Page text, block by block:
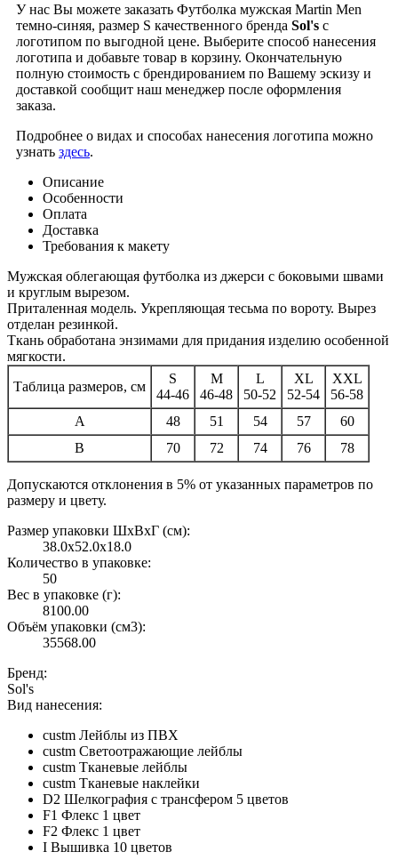
У нас Вы можете заказать Футболка мужская Martin Men
темно-синяя, размер S качественного бренда Sol's с
логотипом по выгодной цене. Выберите способ нанесения
логотипа и добавьте товар в корзину. Окончательную
полную стоимость с брендированием по Вашему эскизу и
доставкой сообщит наш менеджер после оформления
заказа.
Подробнее о видах и способах нанесения логотипа можно
узнать здесь.
Описание
Особенности
Оплата
Доставка
Требования к макету
Мужская облегающая футболка из джерси c боковыми швами
и круглым вырезом.
Приталенная модель. Укрепляющая тесьма по вороту. Вырез
отделан резинкой.
Ткань обработана энзимами для придания изделию особенной
мягкости.
Таблица размеров, см
S
44-46
M
46-48
L
50-52
XL
52-54
XXL
56-58
A
48 51 54 57
60
B
70 72 74 76 78
Допускаются отклонения в 5% от указанных параметров по
размеру и цвету.
Размер упаковки ШxВxГ (см):
38.0x52.0x18.0
Количество в упаковке:
50
Вес в упаковке (г):
8100.00
Объём упаковки (см3):
35568.00
Бренд:
Sol's
Вид нанесения:
custm Лейблы из ПВХ
custm Светоотражающие лейблы
custm Тканевые лейблы
custm Тканевые наклейки
D2 Шелкография с трансфером 5 цветов
F1 Флекс 1 цвет
F2 Флекс 1 цвет
I Вышивка 10 цветов